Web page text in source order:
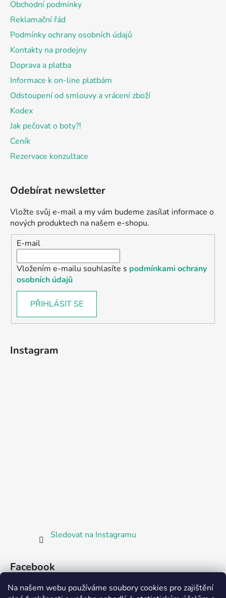
Na našem webu používáme soubory cookies pro zajištění
Obchodní podmínky
Reklamační řád
Podmínky ochrany osobních údajů
Kontakty na prodejny
Doprava a platba
Informace k on-line platbám
Odstoupení od smlouvy a vrácení zboží
Kodex
Jak pečovat o boty?!
Ceník
Rezervace konzultace
Odebírat newsletter
Vložte svůj e-mail a my vám budeme zasílat informace o
nových produktech na našem e-shopu.
E-mail
Vložením e-mailu souhlasíte s podmínkami ochrany
osobních údajů
PŘIHLÁSIT SE
Instagram
Sledovat na Instagramu
Facebook